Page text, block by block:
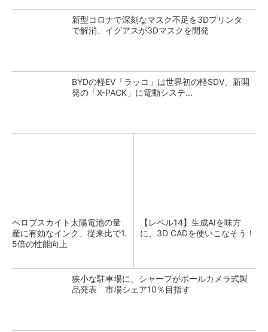
新型コロナで深刻なマスク不足を3Dプリンタ
で解消、イグアスが3Dマスクを開発
BYDの軽EV「ラッコ」は世界初の軽SDV、新開
発の「X-PACK」に電動システ...
ペロブスカイト太陽電池の量
産に有効なインク、従来比で1.
5倍の性能向上
【レベル14】生成AIを味方
に、3D CADを使いこなそう！
狭小な駐車場に、シャープがポールカメラ式製
品発表 市場シェア10％目指す